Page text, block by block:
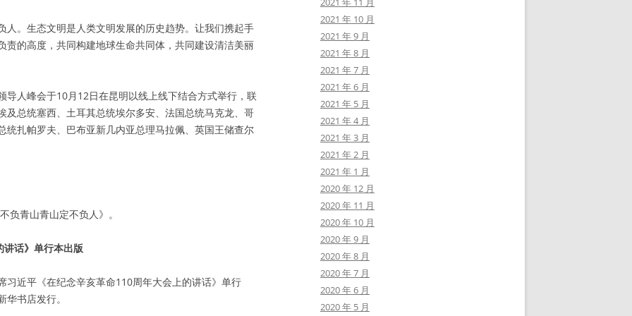
人。生态文明是人类文明发展的历史趋势。让我们携起手
责的高度，共同构建地球生命共同体，共同建设清洁美丽
导人峰会于10月12日在昆明以线上线下结合方式举行，联
及总统塞西、土耳其总统埃尔多安、法国总统马克龙、哥
统扎帕罗夫、巴布亚新几内亚总理马拉佩、英国王储查尔
负青山青山定不负人》。
话》单行本出版
习近平《在纪念辛亥革命110周年大会上的讲话》单行
书店发行。
2021 年 10 月
2021 年 9 月
2021 年 8 月
2021 年 7 月
2021 年 6 月
2021 年 5 月
2021 年 4 月
2021 年 3 月
2021 年 2 月
2021 年 1 月
2020 年 12 月
2020 年 11 月
2020 年 10 月
2020 年 9 月
2020 年 8 月
2020 年 7 月
2020 年 6 月
2020 年 5 月